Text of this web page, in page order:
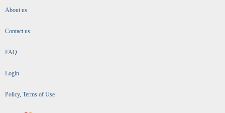
About us
Contact us
FAQ
Login
Policy, Terms of Use